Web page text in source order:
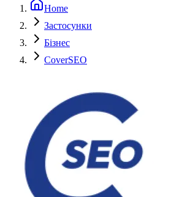
Home
Застосунки
Бізнес
CoverSEO